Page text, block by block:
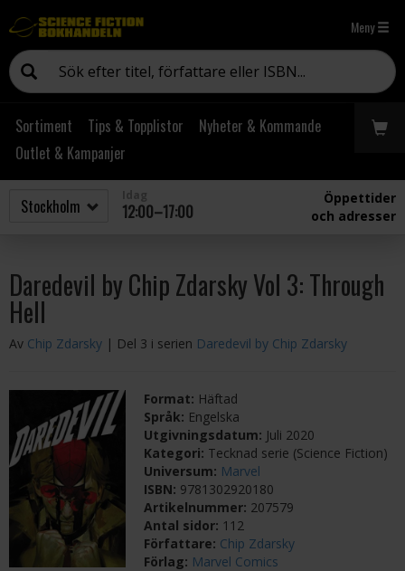
Meny
Sortiment Tips & Topplistor
Nyheter & Kommande
Outlet & Kampanjer
12:00–17:00
Öppettider
och adresser
Daredevil by Chip Zdarsky Vol 3: Through
Hell
Av Chip Zdarsky | Del 3 i serien Daredevil by Chip Zdarsky
Format: Häftad
Språk: Engelska
Utgivningsdatum: Juli 2020
Kategori: Tecknad serie (Science Fiction)
Universum: Marvel
ISBN: 9781302920180
Artikelnummer: 207579
Antal sidor: 112
Författare: Chip Zdarsky
Förlag: Marvel Comics